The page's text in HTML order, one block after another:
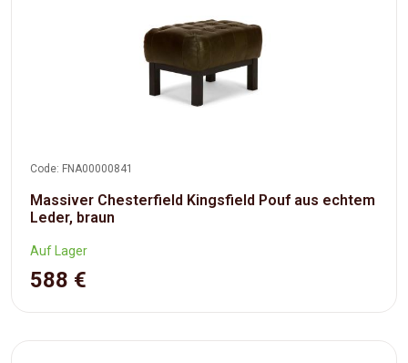
Code: FNA00000841
Massiver Chesterfield Kingsfield Pouf aus echtem
Leder, braun
Auf Lager
588 €